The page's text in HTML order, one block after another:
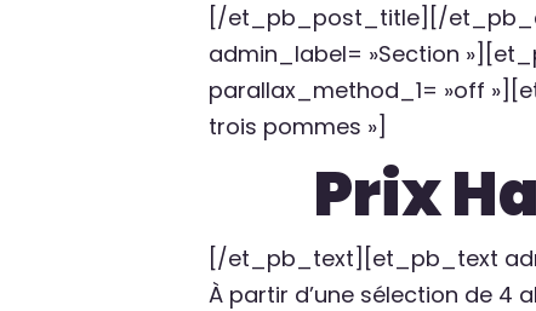
[/et_pb_post_title][/
admin_label= »Section
parallax_method_1= »off
trois pommes »]
Prix
[/et_pb_text][et_pb_text
À partir d’une sélection de 4